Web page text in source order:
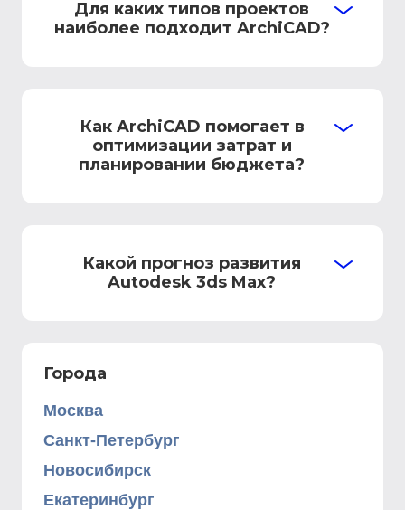
Для каких типов проектов
наиболее подходит ArchiCAD?
Как ArchiCAD помогает в
оптимизации затрат и
планировании бюджета?
Какой прогноз развития
Autodesk 3ds Max?
Города
Москва
Санкт-Петербург
Новосибирск
Екатеринбург